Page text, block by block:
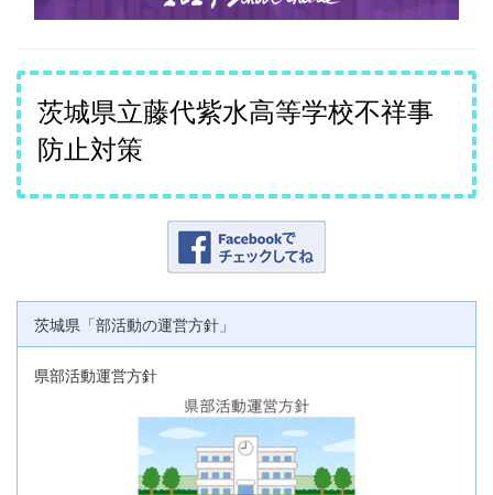
茨城県立藤代紫水高等学校不祥事
防止対策
茨城県「部活動の運営方針」
県部活動運営方針